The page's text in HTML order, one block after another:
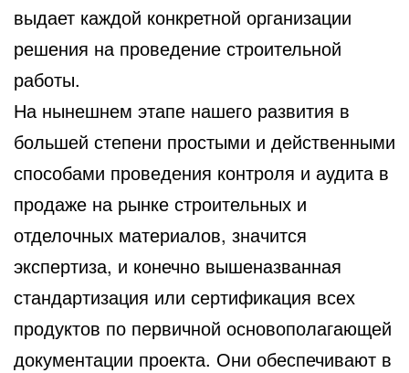
выдает каждой конкретной организации
решения на проведение строительной
работы.
На нынешнем этапе нашего развития в
большей степени простыми и действенными
способами проведения контроля и аудита в
продаже на рынке строительных и
отделочных материалов, значится
экспертиза, и конечно вышеназванная
стандартизация или сертификация всех
продуктов по первичной основополагающей
документации проекта. Они обеспечивают в